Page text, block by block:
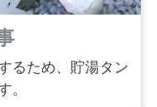
るため、貯湯タン
。